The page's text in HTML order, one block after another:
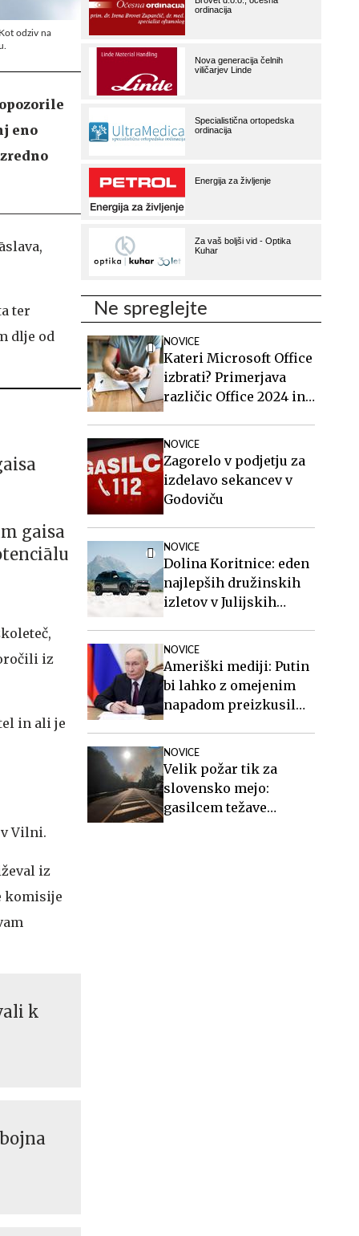
odziv na
eno
ter
dlje od
gaisa
iz
in ali je
Vilni.
iz
komisije
k
Ne spreglejte
NOVICE
Kateri Microsoft Office
izbrati? Primerjava
različic Office 2024 in
NOVICE
Zagorelo v podjetju za
izdelavo sekancev v
Godoviču
NOVICE
Dolina Koritnice: eden
najlepših družinskih
izletov v Julijskih
NOVICE
Ameriški mediji: Putin
bi lahko z omejenim
napadom preizkusil
NOVICE
Velik požar tik za
slovensko mejo:
gasilcem težave